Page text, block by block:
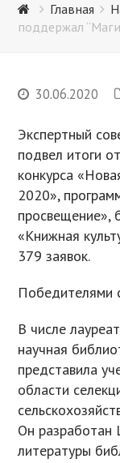
Главная
поддержал
30.06.2020
Экспертный
подвел итоги
конкурса
2020»,
просвещение»,
«Книжная
379 заявок.
Победителями
В числе
научная
представила
области
Он разработан
литературы